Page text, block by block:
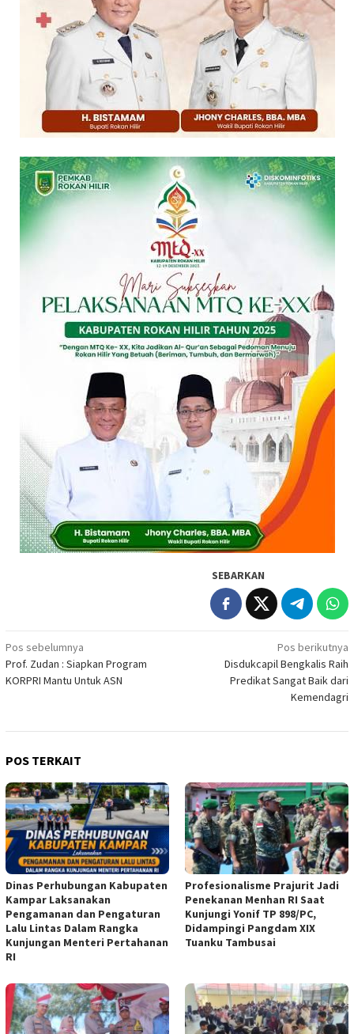
SEBARKAN
Navigasi
pos
Pos sebelumnya
Prof. Zudan : Siapkan Program
KORPRI Mantu Untuk ASN
Pos berikutnya
Disdukcapil Bengkalis Raih
Predikat Sangat Baik dari
Kemendagri
POS TERKAIT
Dinas Perhubungan Kabupaten
Kampar Laksanakan
Pengamanan dan Pengaturan
Lalu Lintas Dalam Rangka
Kunjungan Menteri Pertahanan
RI
Profesionalisme Prajurit Jadi
Penekanan Menhan RI Saat
Kunjungi Yonif TP 898/PC,
Didampingi Pangdam XIX
Tuanku Tambusai